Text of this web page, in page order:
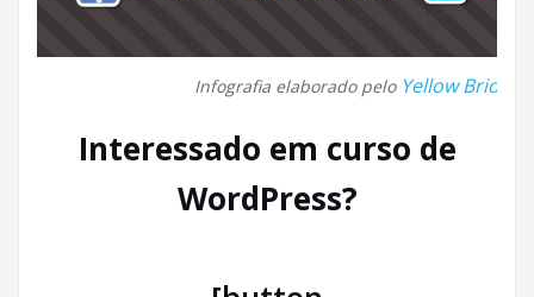
Infografia elaborado pelo Yellow Bridge
Interessado em curso de
WordPress?